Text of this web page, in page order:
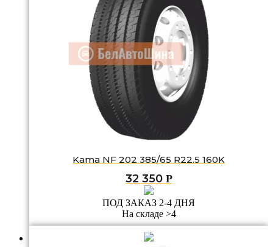
Kama NF 202 385/65 R22.5 160K
32 350 Р
ПОД ЗАКАЗ 2-4 ДНЯ
На складе >4